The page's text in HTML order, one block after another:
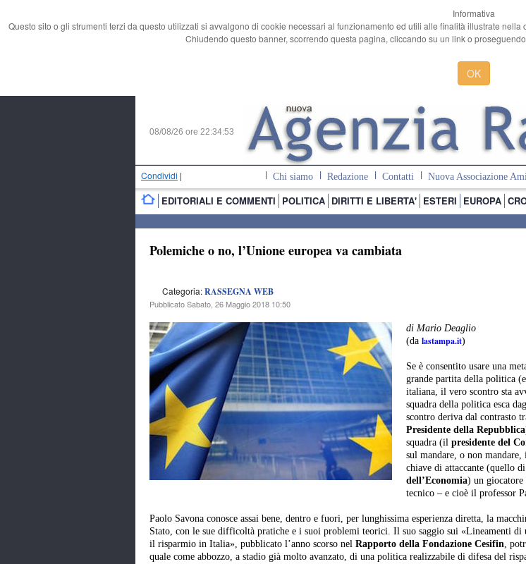
Informativa
Questo sito o gli strumenti terzi da questo utilizzati si avvalgono di cookie necessari al funzionamento ed utili alle finalità illustrate
Chiudendo questo banner, scorrendo questa pagina, cliccando su un link o
OK
08/08/26 ore 22:34:54
Condividi | Chi siamo Redazione Contatti Nuova Associazione
EDITORIALI E COMMENTI POLITICA DIRITTI E LIBERTA' ESTERI EUROPA
Polemiche o no, l’Unione europea va cambiata
Categoria:RASSEGNA WEB
Pubblicato Sabato, 26 Maggio 2018 10:50
di Mario Deaglio
(da lastampa.it)
Se è consentito usare una
grande partita della politica
italiana, il vero scontro sta
squadra della politica esca
scontro deriva dal contrasto
Presidente della Repubblica
squadra (il presidente del
sul mandare, o non
chiave di attaccante (quello di
dell’Economia) un
tecnico – e cioè il professor
Paolo Savona conosce assai bene, dentro e fuori, per lunghissima esperienza diretta, la
Stato, con le sue difficoltà pratiche e i suoi problemi teorici. Il suo saggio sui «Lineamenti
il risparmio in Italia», pubblicato l’anno scorso nel Rapporto della Fondazione Cesifin,
quale come abbozzo, a stadio già molto avanzato, di una politica realizzabile di difesa del